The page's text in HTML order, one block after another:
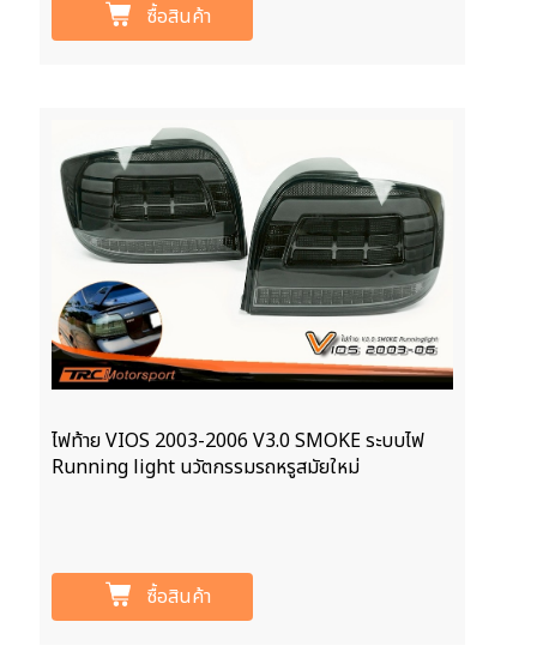
ซื้อสินค้า
ไฟท้าย VIOS 2003-2006 V3.0 SMOKE ระบบไฟ
Running light นวัตกรรมรถหรูสมัยใหม่
ซื้อสินค้า